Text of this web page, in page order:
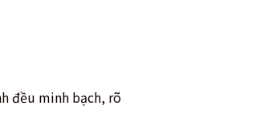
đều minh bạch, rõ